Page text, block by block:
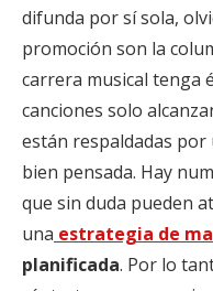
difunda por sí sola,
promoción son la
carrera musical tenga
canciones solo
están respaldadas
bien pensada. Hay
que sin duda pueden
una estrategia de
planificada. Por lo